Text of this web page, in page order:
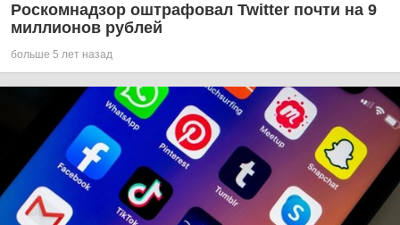
Роскомнадзор оштрафовал Twitter почти на 9
миллионов рублей
больше 5 лет назад